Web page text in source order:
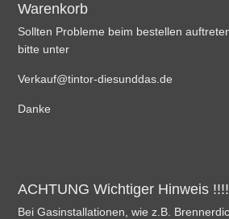
Warenkorb
Sollten Probleme beim bestellen
bitte unter
Verkauf@tintor-diesunddas.de
Danke
ACHTUNG Wichtiger Hinweis
Bei Gasinstallationen, wie z.B.